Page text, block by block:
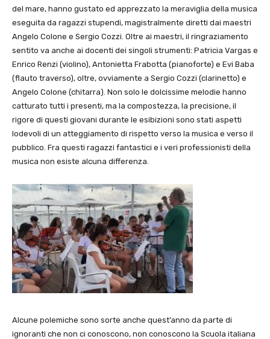
del mare, hanno gustato ed apprezzato la meraviglia della musica
eseguita da ragazzi stupendi, magistralmente diretti dai maestri
Angelo Colone e Sergio Cozzi. Oltre ai maestri, il ringraziamento
sentito va anche ai docenti dei singoli strumenti: Patricia Vargas e
Enrico Renzi (violino), Antonietta Frabotta (pianoforte) e Evi Baba
(flauto traverso), oltre, ovviamente a Sergio Cozzi (clarinetto) e
Angelo Colone (chitarra). Non solo le dolcissime melodie hanno
catturato tutti i presenti, ma la compostezza, la precisione, il
rigore di questi giovani durante le esibizioni sono stati aspetti
lodevoli di un atteggiamento di rispetto verso la musica e verso il
pubblico. Fra questi ragazzi fantastici e i veri professionisti della
musica non esiste alcuna differenza.
Alcune polemiche sono sorte anche quest’anno da parte di
ignoranti che non ci conoscono, non conoscono la Scuola italiana